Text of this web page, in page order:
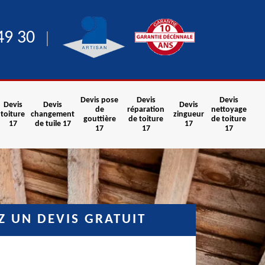
30
Devis
toiture
17
Devis
changement
de tuile 17
Devis pose
de
gouttière
17
Devis
réparation
de toiture
17
Devis
zingueur
17
Devis
nettoyage
de toiture
17
UN DEVIS GRATUIT